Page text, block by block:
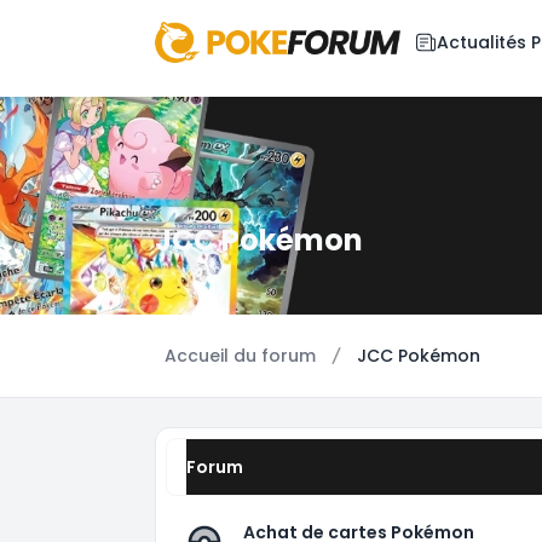
Actualités
JCC Pokémon
Accueil du forum JCC Pokémon
Forum
Achat de cartes Pokémon